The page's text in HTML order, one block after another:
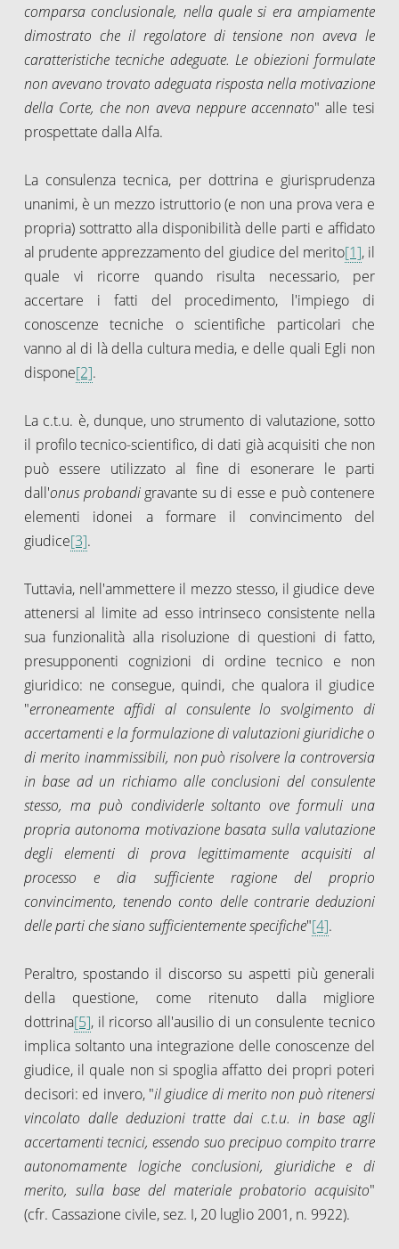
comparsa conclusionale, nella quale si era ampiamente
dimostrato che il regolatore di tensione non aveva le
caratteristiche tecniche adeguate. Le obiezioni formulate
non avevano trovato adeguata risposta nella motivazione
della Corte, che non aveva neppure accennato" alle tesi
prospettate dalla Alfa.
La consulenza tecnica, per dottrina e giurisprudenza
unanimi, è un mezzo istruttorio (e non una prova vera e
propria) sottratto alla disponibilità delle parti e affidato
al prudente apprezzamento del giudice del merito[1], il
quale vi ricorre quando risulta necessario, per
accertare i fatti del procedimento, l'impiego di
conoscenze tecniche o scientifiche particolari che
vanno al di là della cultura media, e delle quali Egli non
dispone[2].
La c.t.u. è, dunque, uno strumento di valutazione, sotto
il profilo tecnico-scientifico, di dati già acquisiti che non
può essere utilizzato al fine di esonerare le parti
dall'onus probandigravante su di esse e può contenere
elementi idonei a formare il convincimento del
giudice[3].
Tuttavia, nell'ammettere il mezzo stesso, il giudice deve
attenersi al limite ad esso intrinseco consistente nella
sua funzionalità alla risoluzione di questioni di fatto,
presupponenti cognizioni di ordine tecnico e non
giuridico: ne consegue, quindi, che qualora il giudice
"erroneamente affidi al consulente lo svolgimento di
accertamenti e la formulazione di valutazioni giuridiche o
di merito inammissibili, non può risolvere la controversia
in base ad un richiamo alle conclusioni del consulente
stesso, ma può condividerle soltanto ove formuli una
propria autonoma motivazione basata sulla valutazione
degli elementi di prova legittimamente acquisiti al
processo e dia sufficiente ragione del proprio
convincimento, tenendo conto delle contrarie deduzioni
delle parti che siano sufficientemente specifiche"[4].
Peraltro, spostando il discorso su aspetti più generali
della questione, come ritenuto dalla migliore
dottrina[5], il ricorso all'ausilio di un consulente tecnico
implica soltanto una integrazione delle conoscenze del
giudice, il quale non si spoglia affatto dei propri poteri
decisori: ed invero, "il giudice di merito non può ritenersi
vincolato dalle deduzioni tratte dai c.t.u. in base agli
accertamenti tecnici, essendo suo precipuo compito trarre
autonomamente logiche conclusioni, giuridiche e di
merito, sulla base del materiale probatorio acquisito"
(cfr. Cassazione civile, sez. I, 20 luglio 2001, n. 9922).